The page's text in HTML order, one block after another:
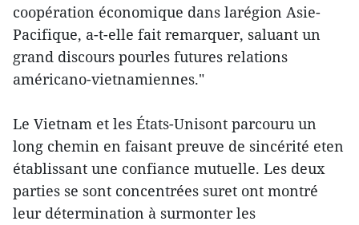
coopération économique dans larégion Asie-
Pacifique, a-t-elle fait remarquer, saluant un
grand discours pourles futures relations
américano-vietnamiennes."
Le Vietnam et les États-Unisont parcouru un
long chemin en faisant preuve de sincérité eten
établissant une confiance mutuelle. Les deux
parties se sont concentrées suret ont montré
leur détermination à surmonter les